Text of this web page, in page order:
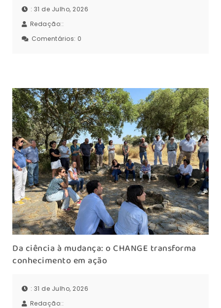
: 31 de Julho, 2026
Redação::
Comentários: 0
Da ciência à mudança: o CHANGE transforma
conhecimento em ação
: 31 de Julho, 2026
Redação::